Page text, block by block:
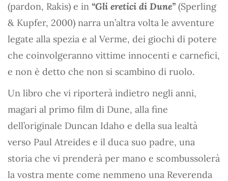
(pardon, Rakis) e in “Gli eretici di Dune” (Sperling
& Kupfer, 2000) narra un’altra volta le avventure
legate alla spezia e al Verme, dei giochi di potere
che coinvolgeranno vittime innocenti e carnefici,
e non è detto che non si scambino di ruolo.
Un libro che vi riporterà indietro negli anni,
magari al primo film di Dune, alla fine
dell’originale Duncan Idaho e della sua lealtà
verso Paul Atreides e il duca suo padre, una
storia che vi prenderà per mano e scombussolerà
la vostra mente come nemmeno una Reverenda